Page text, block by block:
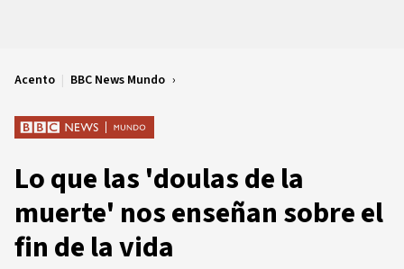
Acento | BBC News Mundo
Lo que las 'doulas de la
muerte' nos enseñan sobre el
fin de la vida